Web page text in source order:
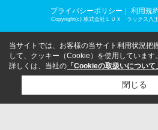
プライバシーポリシー ｜ 利用規
Copyright(c) 株式会社ＬＵＸ ラックス八
当サイトでは、お客様の当サイト利用状況把
して、クッキー（Cookie）を使用しています。
詳しくは、当社の 「Cookieの取扱いについて
閉じる